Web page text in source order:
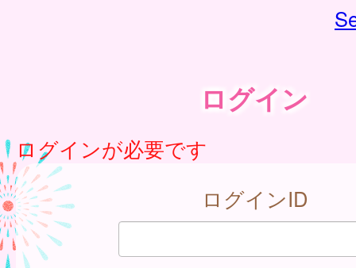
ログイン
ログインが必要です
ログインID